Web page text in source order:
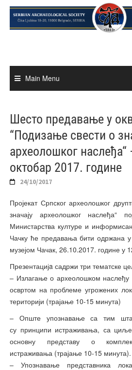
Skip
content
Main Menu
Шесто предавање у
“Подизање свести о
археолошког
октобaр 2017. године
24/10/2017
Пројекат Српског археолошког
значају археолошког наслеђа“
Министарства културе и
Чачку ће предавања бити одржана
музејом Чачак, 26.10.2017. године у
Презентацијa садржи три тематске
– Излагање о археолошком наслеђу
освртом на проблеме угрожених
територији (трајање 10-15 минута)
– Опште упознавање са тим шта
су принципи истраживања, са
основну представу о
истраживања (трајање 10-15 минута).
– Упознавање представника